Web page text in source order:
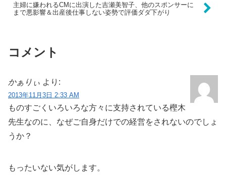
主婦に嫌われるCMに出演した吉瀬美智子、他のスポンサーに
まで悪影響＆出産後仕事しない姿勢で評価ダダ下がり
コメント
かぁりぃ より:
2013年11月3日 2:33 AM
ものすごくいろいろな方々に支持されている樫木
先生なのに、なぜご自身だけでの経営をされないのでしょ
うか？
もったいない気がします。